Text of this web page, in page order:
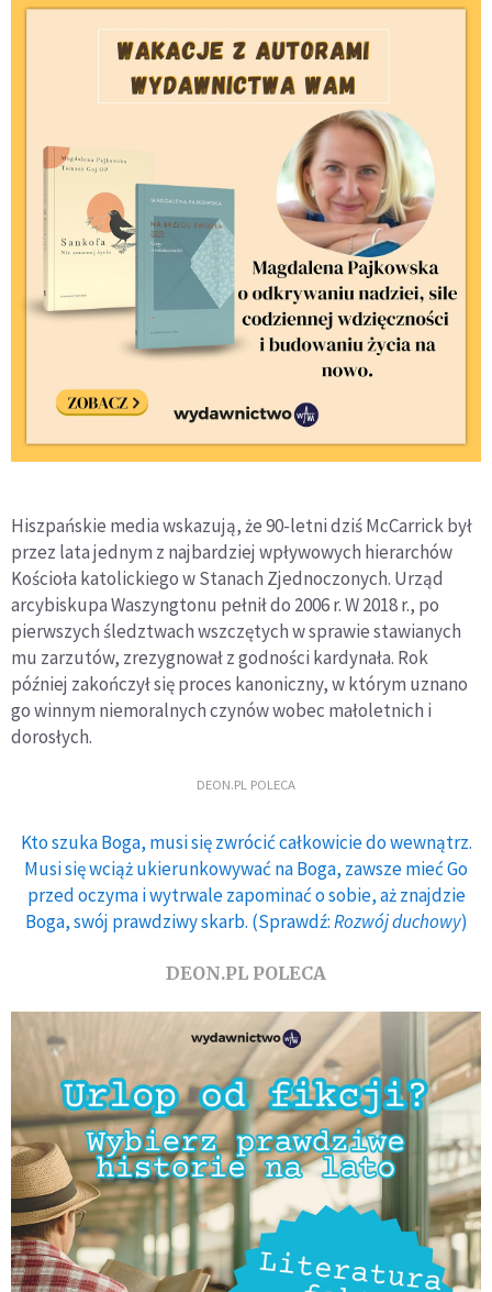
Hiszpańskie media wskazują, że 90-letni dziś McCarrick był
przez lata jednym z najbardziej wpływowych hierarchów
Kościoła katolickiego w Stanach Zjednoczonych. Urząd
arcybiskupa Waszyngtonu pełnił do 2006 r. W 2018 r., po
pierwszych śledztwach wszczętych w sprawie stawianych
mu zarzutów, zrezygnował z godności kardynała. Rok
później zakończył się proces kanoniczny, w którym uznano
go winnym niemoralnych czynów wobec małoletnich i
dorosłych.
DEON.PL POLECA
Kto szuka Boga, musi się zwrócić całkowicie do wewnątrz.
Musi się wciąż ukierunkowywać na Boga, zawsze mieć Go
przed oczyma i wytrwale zapominać o sobie, aż znajdzie
Boga, swój prawdziwy skarb. (Sprawdź:Rozwój duchowy)
DEON.PL POLECA